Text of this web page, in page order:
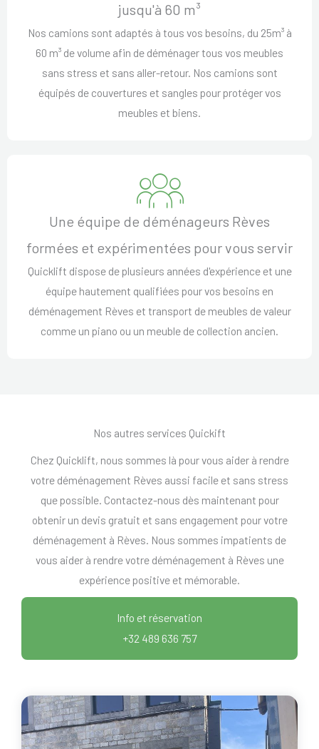
jusqu'à 60 m³
Nos camions sont adaptés à tous vos besoins, du 25m³ à
60 m³ de volume afin de déménager tous vos meubles
sans stress et sans aller-retour. Nos camions sont
équipés de couvertures et sangles pour protéger vos
meubles et biens.
Une équipe de déménageurs Rèves
formées et expérimentées pour vous servir
Quicklift dispose de plusieurs années d'expérience et une
équipe hautement qualifiées pour vos besoins en
déménagement Rèves et transport de meubles de valeur
comme un piano ou un meuble de collection ancien.
Nos autres services Quickift
Chez Quicklift, nous sommes là pour vous aider à rendre
votre déménagement Rèves aussi facile et sans stress
que possible. Contactez-nous dès maintenant pour
obtenir un devis gratuit et sans engagement pour votre
déménagement à Rèves. Nous sommes impatients de
vous aider à rendre votre déménagement à Rèves une
expérience positive et mémorable.
Info et réservation
+32 489 636 757